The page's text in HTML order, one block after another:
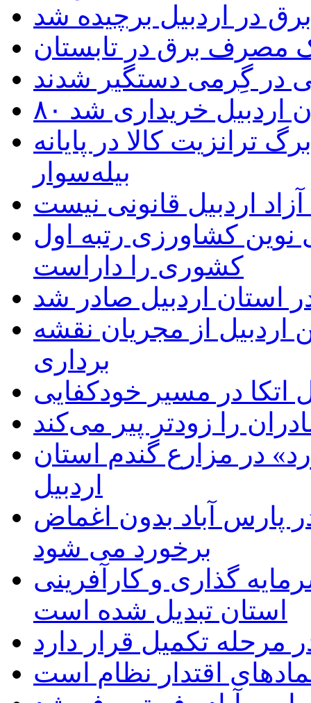
مصرف برق در تابستان
در گِرمی دستگیر شدند
اردبیل خریداری شد
کالا در پایانه
بیله‌سوار
اردبیل قانونی نیست
نوین کشاورزی رتبه اول
کشوری را داراست
استان اردبیل صادر شد
از مجریان نقشه
برداری
در مسیر خودکفایی
را زودتر پیر می‌کند
در مزارع گندم استان
اردبیل
پارس آباد بدون اغماض
برخورد می شود
گذاری و کارآفرینی
استان تبدیل شده است
مرحله تکمیل قرار دارد
اقتدار نظام است